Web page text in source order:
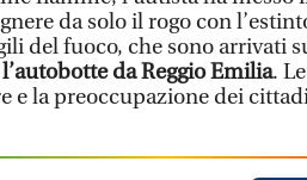
da solo il rogo con
del fuoco, che sono arrivati
da Reggio Emilia.
e la preoccupazione dei